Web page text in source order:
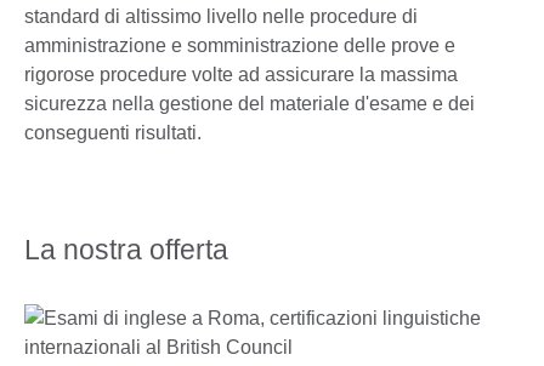
standard di altissimo livello nelle procedure di
amministrazione e somministrazione delle prove e
rigorose procedure volte ad assicurare la massima
sicurezza nella gestione del materiale d'esame e dei
conseguenti risultati.
La nostra offerta